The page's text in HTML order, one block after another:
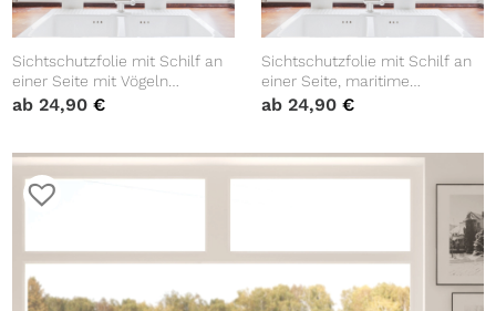
Sichtschutzfolie mit Schilf an
einer Seite mit Vögeln
maritime Fensterfolie
ab24,90€
Sichtschutzfolie mit Schilf an
einer Seite, maritime
Fensterfolie, Fensterdeko
ab 24,90 €